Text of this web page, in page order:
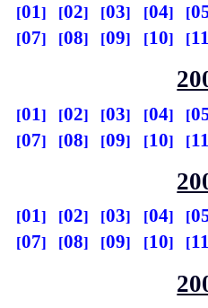
01 02 03 04
07
08 09 10
01 02 03 04
07
08 09 10
01 02 03 04
07
08 09 10